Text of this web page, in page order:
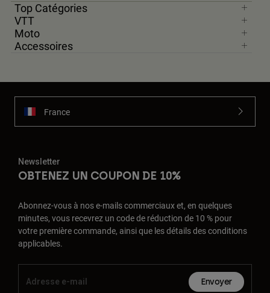
Top Catégories
VTT
Moto
Accessoires
France
Newsletter
OBTENEZ UN COUPON DE 10%
Abonnez-vous à nos e-mails commerciaux et, en quelques
minutes, vous recevrez un code de réduction de 10 % pour
votre première commande, ainsi que les détails des conditions
applicables.
Envoyer